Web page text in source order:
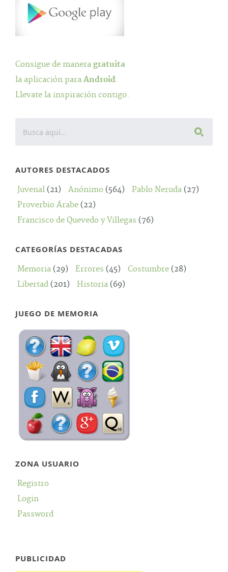
Consigue de manera gratuita
la aplicación para Android.
Llevate la inspiración contigo.
AUTORES DESTACADOS
Juvenal (21) Anónimo (564) Pablo Neruda (27)
Proverbio Árabe (22)
Francisco de Quevedo y Villegas (76)
CATEGORÍAS DESTACADAS
Memoria (29) Errores (45) Costumbre (28)
Libertad (201) Historia (69)
JUEGO DE MEMORIA
ZONA USUARIO
Registro
Login
Password
PUBLICIDAD